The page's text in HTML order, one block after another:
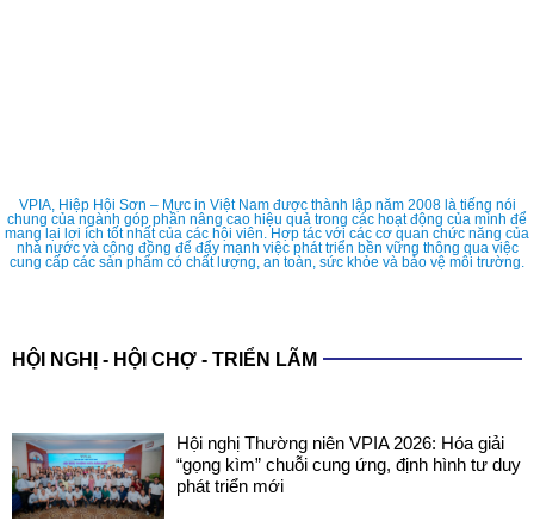
VPIA, Hiệp Hội Sơn – Mực in Việt Nam được thành lập năm 2008 là tiếng nói
chung của ngành góp phần nâng cao hiệu quả trong các hoạt động của mình để
mang lại lợi ích tốt nhất của các hội viên. Hợp tác với các cơ quan chức năng của
nhà nước và cộng đồng để đẩy mạnh việc phát triển bền vững thông qua việc
cung cấp các sản phẩm có chất lượng, an toàn, sức khỏe và bảo vệ môi trường.
HỘI NGHỊ - HỘI CHỢ - TRIỂN LÃM
Hội nghị Thường niên VPIA 2026: Hóa giải
“gọng kìm” chuỗi cung ứng, định hình tư duy
phát triển mới